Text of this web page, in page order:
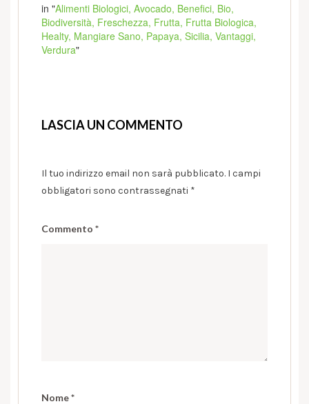
in "Alimenti Biologici, Avocado, Benefici, Bio,
Biodiversità, Freschezza, Frutta, Frutta Biologica,
Healty, Mangiare Sano, Papaya, Sicilia, Vantaggi,
Verdura"
LASCIA UN COMMENTO
Il tuo indirizzo email non sarà pubblicato. I campi
obbligatori sono contrassegnati *
Commento *
Nome*